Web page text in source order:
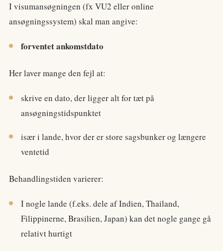
I visumansøgningen (fx VU2 eller online
ansøgningssystem) skal man angive:
forventet ankomstdato
Her laver mange den fejl at:
skrive en dato, der ligger alt for tæt på
ansøgningstidspunktet
især i lande, hvor der er store sagsbunker og længere
ventetid
Behandlingstiden varierer:
I nogle lande (f.eks. dele af Indien, Thailand,
Filippinerne, Brasilien, Japan) kan det nogle gange gå
relativt hurtigt